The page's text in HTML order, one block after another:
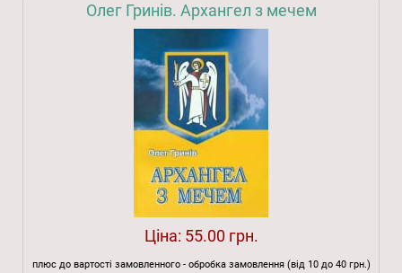
Олег Гринів. Архангел з мечем
Ціна: 55.00 грн.
плюс до вартості замовленного - обробка замовлення (від 10 до 40 грн.)